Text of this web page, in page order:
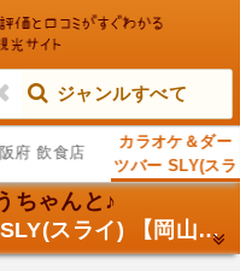
ジャンルすべて
府 飲食店
カラオケ＆ダー
ツバー SLY(スラ
イ) 【岡山市/バ
ー】
ちゃんと♪
カラオケ＆ダーツバー SLY(スライ) 【岡山市/バー】